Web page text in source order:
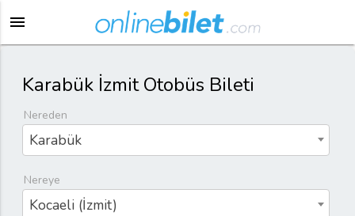
menu
Karabük İzmit Otobüs Bileti
Nereden
Karabük
Nereye
Kocaeli (İzmit)